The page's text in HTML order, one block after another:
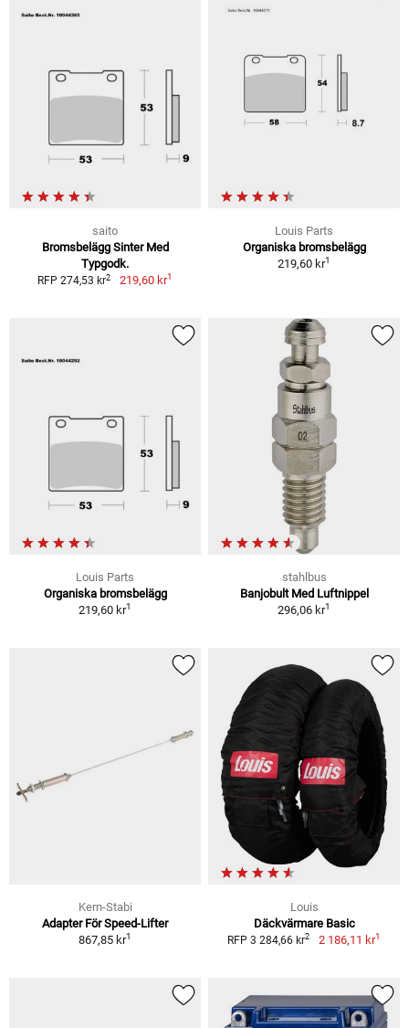
saito
Bromsbelägg Sinter Med
Typgodk.
RFP 274,53 kr2 219,60 kr1
Louis Parts
Organiska bromsbelägg
219,60 kr1
Louis Parts
Organiska bromsbelägg
219,60 kr1
stahlbus
Banjobult Med Luftnippel
296,06 kr1
Kern-Stabi
Adapter För Speed-Lifter
867,85 kr1
Louis
Däckvärmare Basic
RFP 3 284,66 kr2 2 186,11 kr1